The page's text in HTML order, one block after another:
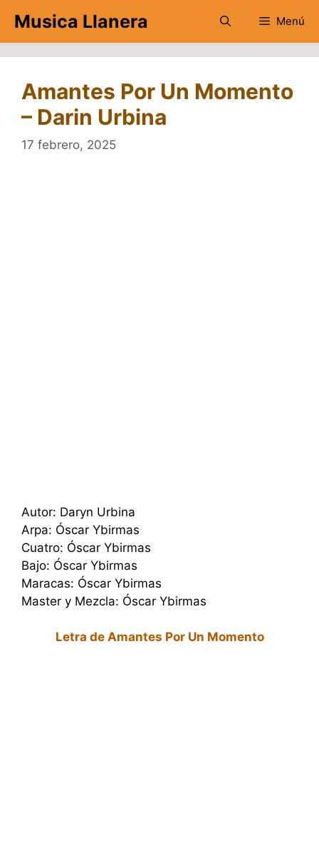
contenido
Musica Llanera Menú
Amantes Por Un Momento
– Darin Urbina
17 febrero, 2025
Autor: Daryn Urbina
Arpa: Óscar Ybirmas
Cuatro: Óscar Ybirmas
Bajo: Óscar Ybirmas
Maracas: Óscar Ybirmas
Master y Mezcla: Óscar Ybirmas
Letra de Amantes Por Un Momento